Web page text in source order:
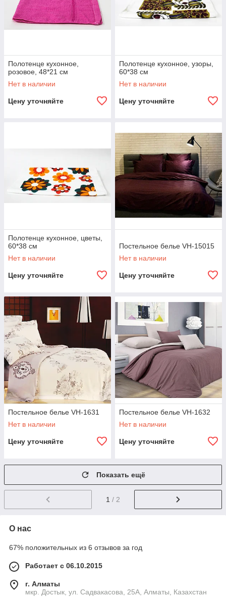
Полотенце кухонное,
розовое, 48*21 см
Нет в наличии
Цену уточняйте
Полотенце кухонное, узоры,
60*38 см
Нет в наличии
Цену уточняйте
Полотенце кухонное, цветы,
60*38 см
Нет в наличии
Цену уточняйте
Постельное белье VH-15015
Нет в наличии
Цену уточняйте
Постельное белье VH-1631
Нет в наличии
Цену уточняйте
Постельное белье VH-1632
Нет в наличии
Цену уточняйте
Показать ещё
1 / 2
О нас
67% положительных из 6 отзывов за год
Работает с 06.10.2015
г. Алматы
мкр. Достык, ул. Садвакасова, 25А, Алматы, Казахстан